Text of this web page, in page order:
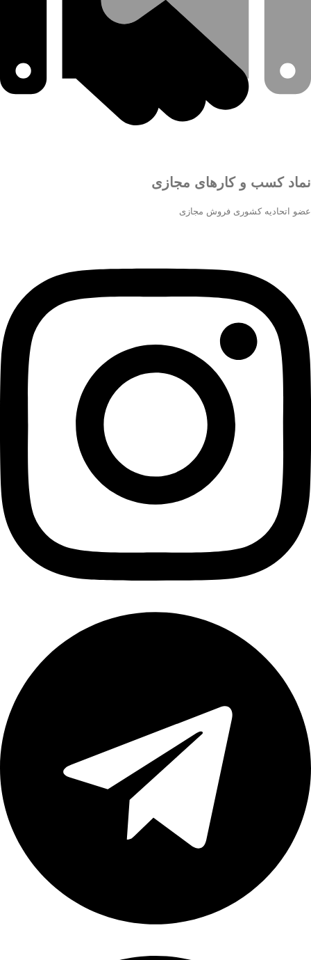
نماد کسب و کارهای مجازی
عضو اتحادیه کشوری فروش مجازی